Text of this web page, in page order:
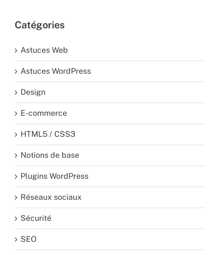
Catégories
Astuces Web
Astuces WordPress
Design
E-commerce
HTML5 / CSS3
Notions de base
Plugins WordPress
Réseaux sociaux
Sécurité
SEO